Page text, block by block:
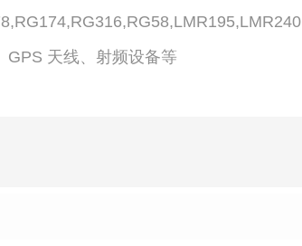
GPS 天线、射频设备等